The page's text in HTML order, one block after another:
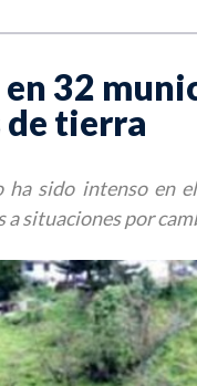
32
tierra
ha sido intenso en
a situaciones por